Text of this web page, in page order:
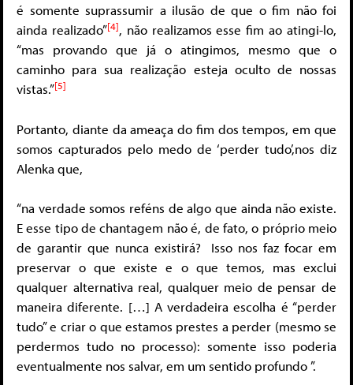
é somente suprassumir a ilusão de que o fim não foi
ainda realizado”[4], não realizamos esse fim ao atingi-lo,
“mas provando que já o atingimos, mesmo que o
caminho para sua realização esteja oculto de nossas
vistas.”[5]
Portanto, diante da ameaça do fim dos tempos, em que
somos capturados pelo medo de ‘perder tudo’,nos diz
Alenka que,
“na verdade somos reféns de algo que ainda não existe.
E esse tipo de chantagem não é, de fato, o próprio meio
de garantir que nunca existirá? Isso nos faz focar em
preservar o que existe e o que temos, mas exclui
qualquer alternativa real, qualquer meio de pensar de
maneira diferente. […] A verdadeira escolha é “perder
tudo” e criar o que estamos prestes a perder (mesmo se
perdermos tudo no processo): somente isso poderia
eventualmente nos salvar, em um sentido profundo ”.